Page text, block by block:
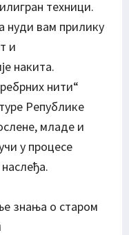
техници.
нуди вам прилику
и
накита.
нити“
Републике
младе и
у процесе
знања о старом